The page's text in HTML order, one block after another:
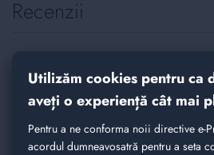
Utilizăm cookies pentru ca
aveți o experiență cât mai
Pentru a ne conforma noii directive e-
acordul dumneavosatră pentru a seta
Recenzii
Intel Xeon E5-2673 V3 | 12
(3.20GHz Boost, 105W TDP)
Nickname